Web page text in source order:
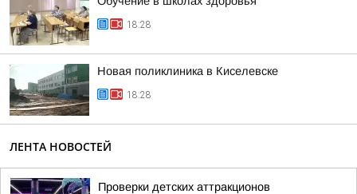
18:28
Новая поликлиника в Киселевске
18:28
ЛЕНТА НОВОСТЕЙ
Проверки детских аттракционов